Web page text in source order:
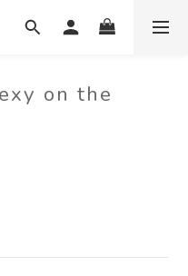
on the